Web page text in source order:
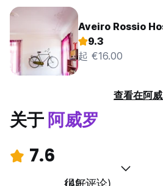
Aveiro Rossio
9.3
起 €16.00
查看在阿
关于阿威罗
7.6
很好
(49 评论)